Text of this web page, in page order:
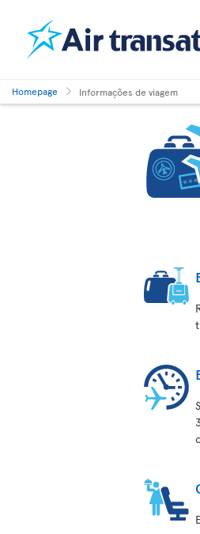
Homepage Informações de viagem